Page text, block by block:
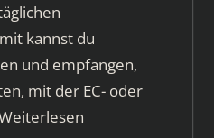
kannst du
und empfangen,
mit der EC- oder